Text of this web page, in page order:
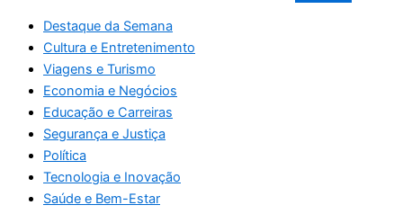
Destaque da Semana
Cultura e Entretenimento
Viagens e Turismo
Economia e Negócios
Educação e Carreiras
Segurança e Justiça
Política
Tecnologia e Inovação
Saúde e Bem-Estar